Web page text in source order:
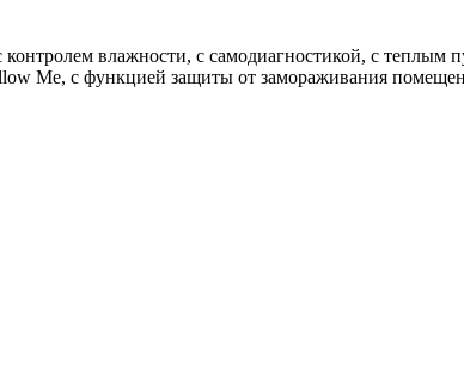
влажности, с самодиагностикой, с
Me, с функцией защиты от замораживания